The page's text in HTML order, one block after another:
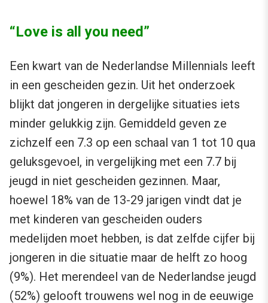
“Love is all you need”
Een kwart van de Nederlandse Millennials leeft
in een gescheiden gezin. Uit het onderzoek
blijkt dat jongeren in dergelijke situaties iets
minder gelukkig zijn. Gemiddeld geven ze
zichzelf een 7.3 op een schaal van 1 tot 10 qua
geluksgevoel, in vergelijking met een 7.7 bij
jeugd in niet gescheiden gezinnen. Maar,
hoewel 18% van de 13-29 jarigen vindt dat je
met kinderen van gescheiden ouders
medelijden moet hebben, is dat zelfde cijfer bij
jongeren in die situatie maar de helft zo hoog
(9%). Het merendeel van de Nederlandse jeugd
(52%) gelooft trouwens wel nog in de eeuwige